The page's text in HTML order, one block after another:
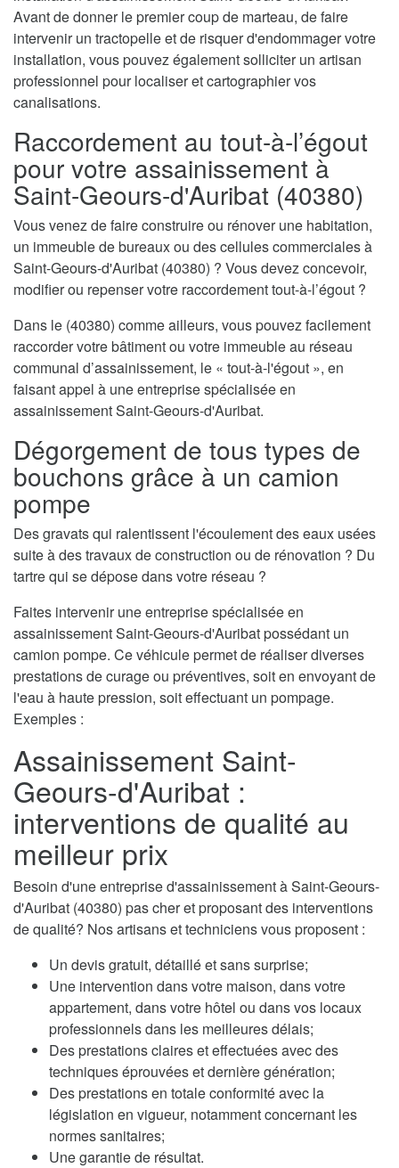
Avant de donner le premier coup de marteau, de faire
intervenir un tractopelle et de risquer d'endommager votre
installation, vous pouvez également solliciter un artisan
professionnel pour localiser et cartographier vos
canalisations.
Raccordement au tout-à-l’égout
pour votre assainissement à
Saint-Geours-d'Auribat (40380)
Vous venez de faire construire ou rénover une habitation,
un immeuble de bureaux ou des cellules commerciales à
Saint-Geours-d'Auribat (40380) ? Vous devez concevoir,
modifier ou repenser votre raccordement tout-à-l’égout ?
Dans le (40380) comme ailleurs, vous pouvez facilement
raccorder votre bâtiment ou votre immeuble au réseau
communal d’assainissement, le « tout-à-l'égout », en
faisant appel à une entreprise spécialisée en
assainissement Saint-Geours-d'Auribat.
Dégorgement de tous types de
bouchons grâce à un camion
pompe
Des gravats qui ralentissent l'écoulement des eaux usées
suite à des travaux de construction ou de rénovation ? Du
tartre qui se dépose dans votre réseau ?
Faites intervenir une entreprise spécialisée en
assainissement Saint-Geours-d'Auribat possédant un
camion pompe. Ce véhicule permet de réaliser diverses
prestations de curage ou préventives, soit en envoyant de
l'eau à haute pression, soit effectuant un pompage.
Exemples :
Assainissement Saint-
Geours-d'Auribat :
interventions de qualité au
meilleur prix
Besoin d'une entreprise d'assainissement à Saint-Geours-
d'Auribat (40380) pas cher et proposant des interventions
de qualité? Nos artisans et techniciens vous proposent :
Un devis gratuit, détaillé et sans surprise;
Une intervention dans votre maison, dans votre
appartement, dans votre hôtel ou dans vos locaux
professionnels dans les meilleures délais;
Des prestations claires et effectuées avec des
techniques éprouvées et dernière génération;
Des prestations en totale conformité avec la
législation en vigueur, notamment concernant les
normes sanitaires;
Une garantie de résultat.